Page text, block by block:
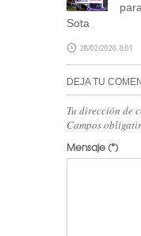
Sota
28/02/2020, 8:01
DEJA TU
Tu dirección de
Campos
Mensaje(*)